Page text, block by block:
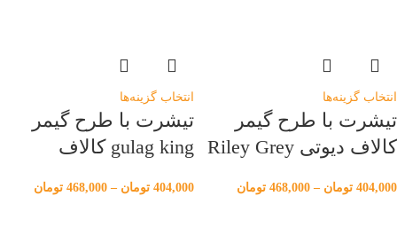
انتخاب گزینه‌ها
تیشرت با طرح گیمر
کالاف دیوتی Riley Grey
404,000 تومان –
468,000 تومان
انتخاب گزینه‌ها
تیشرت با طرح گیمر
gulag king کالاف
404,000 تومان –
468,000 تومان